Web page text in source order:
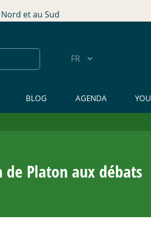
et au Sud
BLOG AGENDA
Platon aux débats